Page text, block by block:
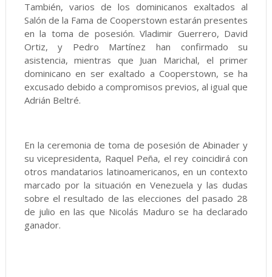
También, varios de los dominicanos exaltados al
Salón de la Fama de Cooperstown estarán presentes
en la toma de posesión. Vladimir Guerrero, David
Ortiz, y Pedro Martínez han confirmado su
asistencia, mientras que Juan Marichal, el primer
dominicano en ser exaltado a Cooperstown, se ha
excusado debido a compromisos previos, al igual que
Adrián Beltré.
En la ceremonia de toma de posesión de Abinader y
su vicepresidenta, Raquel Peña, el rey coincidirá con
otros mandatarios latinoamericanos, en un contexto
marcado por la situación en Venezuela y las dudas
sobre el resultado de las elecciones del pasado 28
de julio en las que Nicolás Maduro se ha declarado
ganador.